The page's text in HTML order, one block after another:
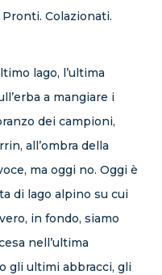
Colazionati.
lago, l’ultima
a mangiare i
dei campioni,
all’ombra della
ma oggi no. Oggi è
di lago alpino su cui
in fondo, siamo
nell’ultima
gli ultimi abbracci, gli